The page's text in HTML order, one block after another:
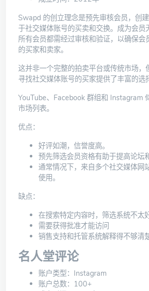
Swapd 的创立理念是预先审核会员，创
于社交媒体账号的买卖和交换。成为会员
所有会员都需经过审核和验证，以确保会
的买家和卖家。
这并非一个完整的拍卖平台或传统市场，
寻找社交媒体账号的买家提供了丰富的选
YouTube、Facebook 群组和 Instagram
市场列表。
优点：
好评如潮，信誉度高。
预先筛选会员资格有助于提高论坛
通常情况下，来自多个社交媒体网
使用。
缺点：
在搜索特定内容时，筛选系统不太
需要获得批准才能访问
销售支持和托管系统解释得不够清楚
名人堂评论
账户类型：Instagram
账户总数：100+